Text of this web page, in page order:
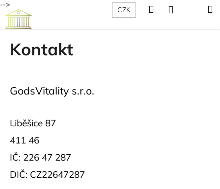
-->
Přejít
obsah
CZK HledatPřihlášení
košík
Kontakt
GodsVitality s.r.o.
Liběšice 87
411 46
IČ: 226 47 287
DIČ: CZ22647287
K
o
š
Zpět
Zpět
C
o
ř
e
b
u
j
e